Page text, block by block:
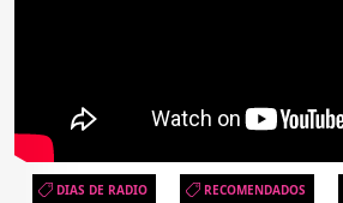
DIAS DE RADIO RECOMENDADOS